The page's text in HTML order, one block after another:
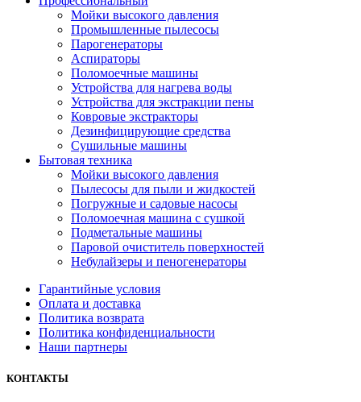
Мойки высокого давления
Промышленные пылесосы
Парогенераторы
Аспираторы
Поломоечные машины
Устройства для нагрева воды
Устройства для экстракции пены
Ковровые экстракторы
Дезинфицирующие средства
Сушильные машины
Бытовая техника
Мойки высокого давления
Пылесосы для пыли и жидкостей
Погружные и садовые насосы
Поломоечная машина с сушкой
Подметальные машины
Паровой очиститель поверхностей
Небулайзеры и пеногенераторы
Гарантийные условия
Оплата и доставка
Политика возврата
Политика конфиденциальности
Наши партнеры
КОНТАКТЫ